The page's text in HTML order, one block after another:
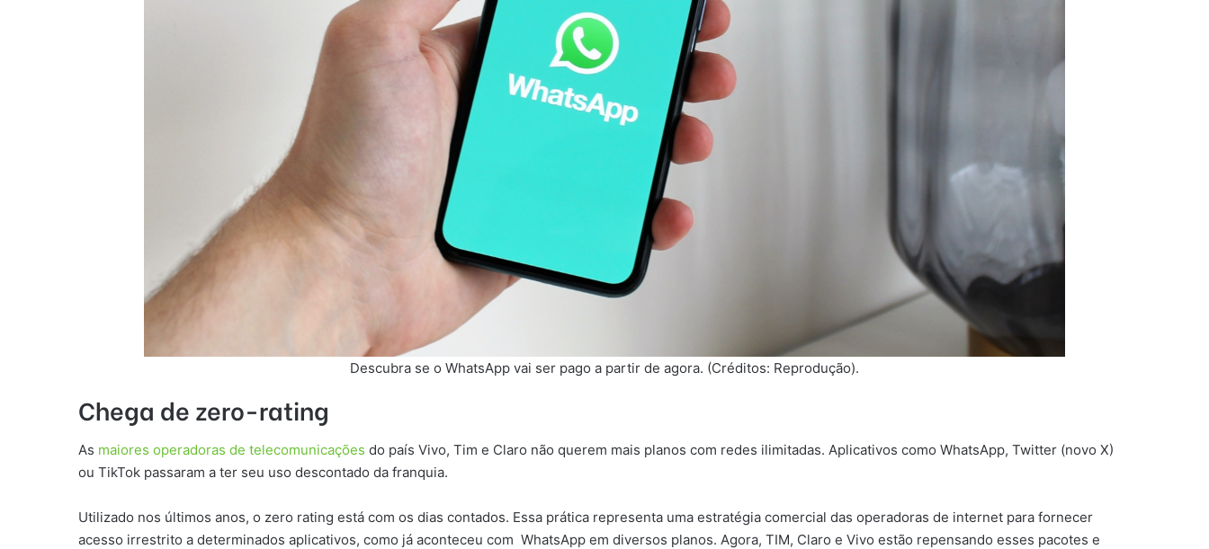
Descubra se o WhatsApp vai ser pago a partir de agora. (Créditos: Reprodução).
Chega de zero-rating
As maiores operadoras de telecomunicações do país Vivo, Tim e Claro não querem mais planos com redes ilimitadas. Aplicativos como WhatsApp, Twitter (novo X)
ou TikTok passaram a ter seu uso descontado da franquia.
Utilizado nos últimos anos, o zero rating está com os dias contados. Essa prática representa uma estratégia comercial das operadoras de internet para fornecer
acesso irrestrito a determinados aplicativos, como já aconteceu com WhatsApp em diversos planos. Agora, TIM, Claro e Vivo estão repensando esses pacotes e